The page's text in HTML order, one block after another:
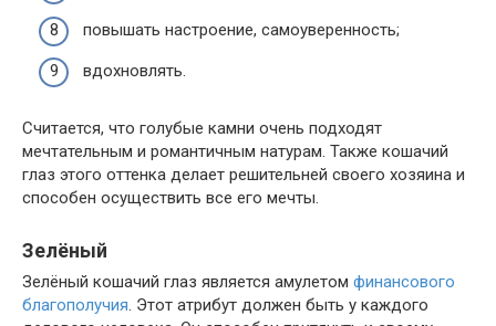
повышать настроение, самоуверенность;
вдохновлять.
Считается, что голубые камни очень подходят
мечтательным и романтичным натурам. Также кошачий
глаз этого оттенка делает решительней своего хозяина и
способен осуществить все его мечты.
Зелёный
Зелёный кошачий глаз является амулетом финансового
благополучия. Этот атрибут должен быть у каждого